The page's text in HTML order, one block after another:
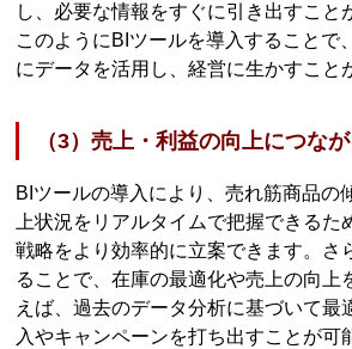
し、必要な情報をすぐに引き出すこと
このようにBIツールを導入することで
にデータを活用し、経営に生かすこと
（3）売上・利益の向上につな
BIツールの導入により、売れ筋商品の
上状況をリアルタイムで把握できるた
戦略をより効率的に立案できます。さ
ることで、在庫の最適化や売上の向上
えば、過去のデータ分析に基づいて最
入やキャンペーンを打ち出すことが可